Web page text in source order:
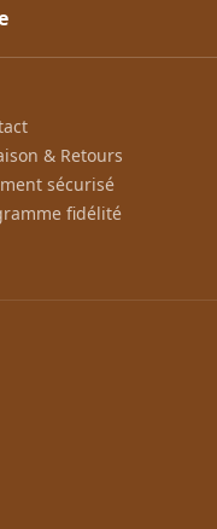
& Retours
sécurisé
fidélité